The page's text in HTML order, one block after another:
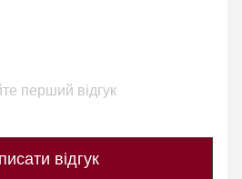
перший відгук
відгук